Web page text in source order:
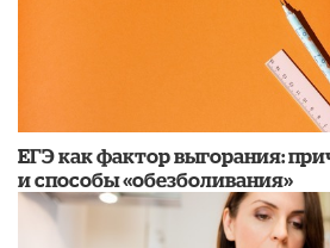
​ЕГЭ как фактор выгорания:
и способы «обезболивания»